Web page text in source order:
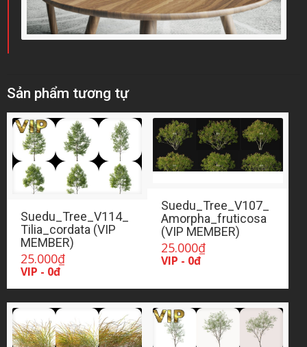
Sản phẩm tương tự
Suedu_Tree_V114_
Tilia_cordata (VIP
MEMBER)
25.000₫
VIP - 0đ
Suedu_Tree_V107_
Amorpha_fruticosa
(VIP MEMBER)
25.000₫
VIP - 0đ